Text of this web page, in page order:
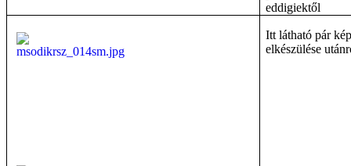
eddigiektől
Itt látható pár
elkészülése